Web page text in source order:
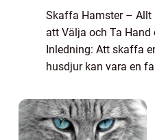
Skaffa Hamster – Allt
att Välja och Ta Hand
Inledning: Att skaffa
husdjur kan vara en
gnagare kan vara
privat...